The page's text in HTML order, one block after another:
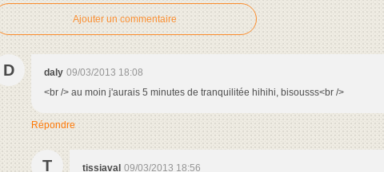
Ajouter un commentaire
D daly 09/03/2013 18:08
<br /> au moin j'aurais 5 minutes de tranquilitée hihihi, bisousss<br />
Répondre
T tissiaval 09/03/2013 18:56